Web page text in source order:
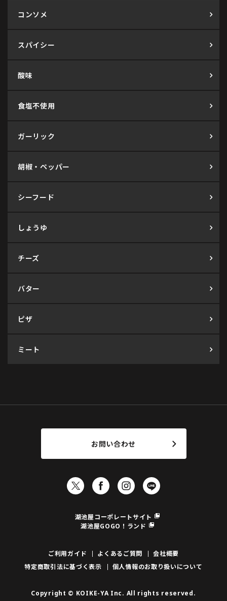
コンソメ
スパイシー
酸味
食塩不使用
ガーリック
胡椒・ペッパー
シーフード
しょうゆ
チーズ
バター
ピザ
ミート
お問い合わせ
湖池屋コーポレートサイト
湖池屋GOGO！ランド
ご利用ガイド よくあるご質問
会社概要
特定商取引法に基づく表示
個人情報のお取り扱いについて
Copyright © KOIKE-YA Inc. All rights reserved.